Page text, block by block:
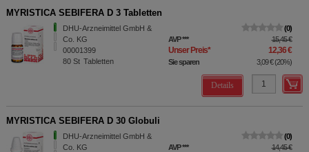
MYRISTICA SEBIFERA D 3 Tabletten
DHU-Arzneimittel GmbH &
Co. KG
00001399
80 St Tabletten
0
AVP*** 15,45 €
Unser Preis* 12,36 €
Sie sparen 3,09 €(20%)
Details
MYRISTICA SEBIFERA D 30 Globuli
DHU-Arzneimittel GmbH &
Co. KG
0
AVP*** 14,45 €